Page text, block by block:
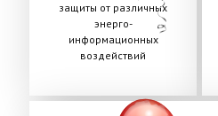
защиты от различных
энерго-
информационных
воздействий